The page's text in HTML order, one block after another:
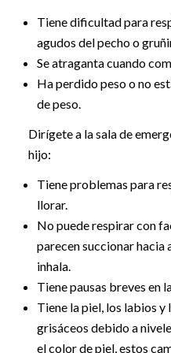
Tiene dificultad para
agudos del pecho o
Se atraganta cuando
Ha perdido peso o no
de peso.
Dirígete a la sala de
hijo:
Tiene problemas para
llorar.
No puede respirar con
parecen succionar hacia
inhala.
Tiene pausas breves en
Tiene la piel, los labios y
grisáceos debido a
el color de piel, estos